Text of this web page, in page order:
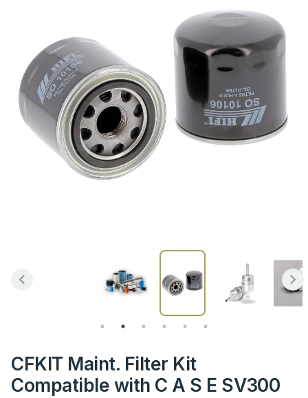
CFKIT Maint. Filter Kit
Compatible with C A S E SV300